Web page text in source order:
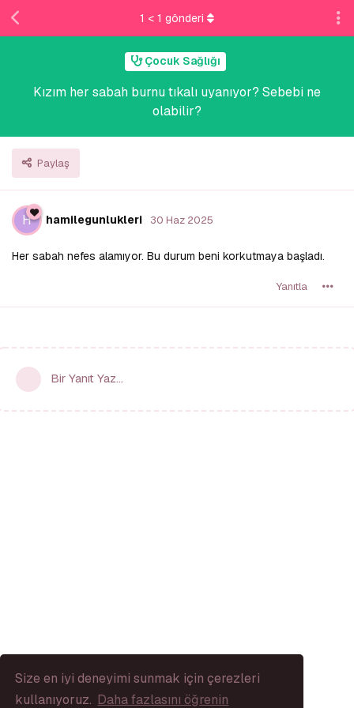
Size en iyi deneyimi sunmak için çerezleri
kullanıyoruz. Daha fazlasını öğrenin
Çocuk Sağlığı
Kızım her sabah burnu tıkalı uyanıyor? Sebebi ne
olabilir?
Paylaş
1 < 1 gönderi
H hamilegunlukleri 30 Haz 2025
Her sabah nefes alamıyor. Bu durum beni korkutmaya başladı.
Yanıtla
Bir Yanıt Yaz...